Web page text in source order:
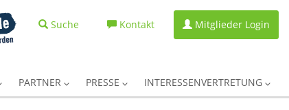
Suche Kontakt Mitglieder Login
PARTNER PRESSE INTERESSENVERTRETUNG